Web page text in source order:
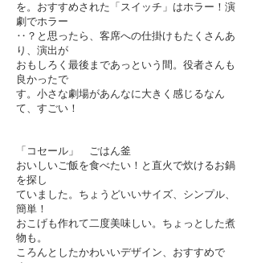
を。 おすすめされた「スイッチ」はホラー！演
劇でホラー
‥？ と思ったら、客席への仕掛けもたくさんあ
り、演出が
おも しろく最後まであっという間。役者さんも
良かったで
す。 小さな劇場があんなに大きく感じるなん
て、すごい！
「コセール」 ごはん釜
おいしいご飯を食べたい！と直火で炊けるお鍋
を探し
ていました。ちょうどいいサイズ、シンプル、
簡単！
おこげも作れて二度美味しい。ちょっとした煮
物も。
ころんとしたかわいいデザイン、おすすめで